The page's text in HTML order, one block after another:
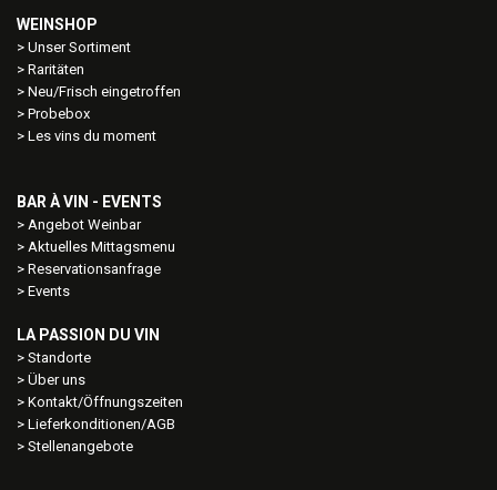
WEINSHOP
Unser Sortiment
Raritäten
Neu/Frisch eingetroffen
Probebox
Les vins du moment
BAR À VIN - EVENTS
Angebot Weinbar
Aktuelles Mittagsmenu
Reservationsanfrage
Events
LA PASSION DU VIN
Standorte
Über uns
Kontakt/Öffnungszeiten
Lieferkonditionen/AGB
Stellenangebote